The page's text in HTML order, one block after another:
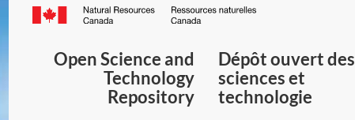
Canada.ca
du
Canada
Open Science and
Technology
Repository
Dépôt ouvert des
sciences et
technologie